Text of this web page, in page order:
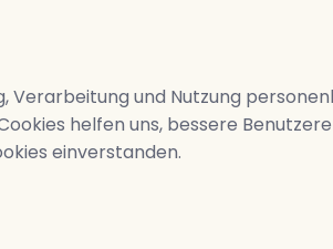
und Nutzung
helfen uns, bessere
einverstanden.